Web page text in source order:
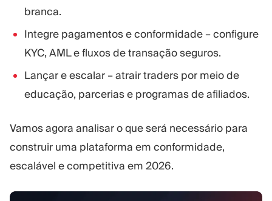
branca.
Integre pagamentos e conformidade – configure
KYC, AML e fluxos de transação seguros.
Lançar e escalar – atrair traders por meio de
educação, parcerias e programas de afiliados.
Vamos agora analisar o que será necessário para
construir uma plataforma em conformidade,
escalável e competitiva em 2026.